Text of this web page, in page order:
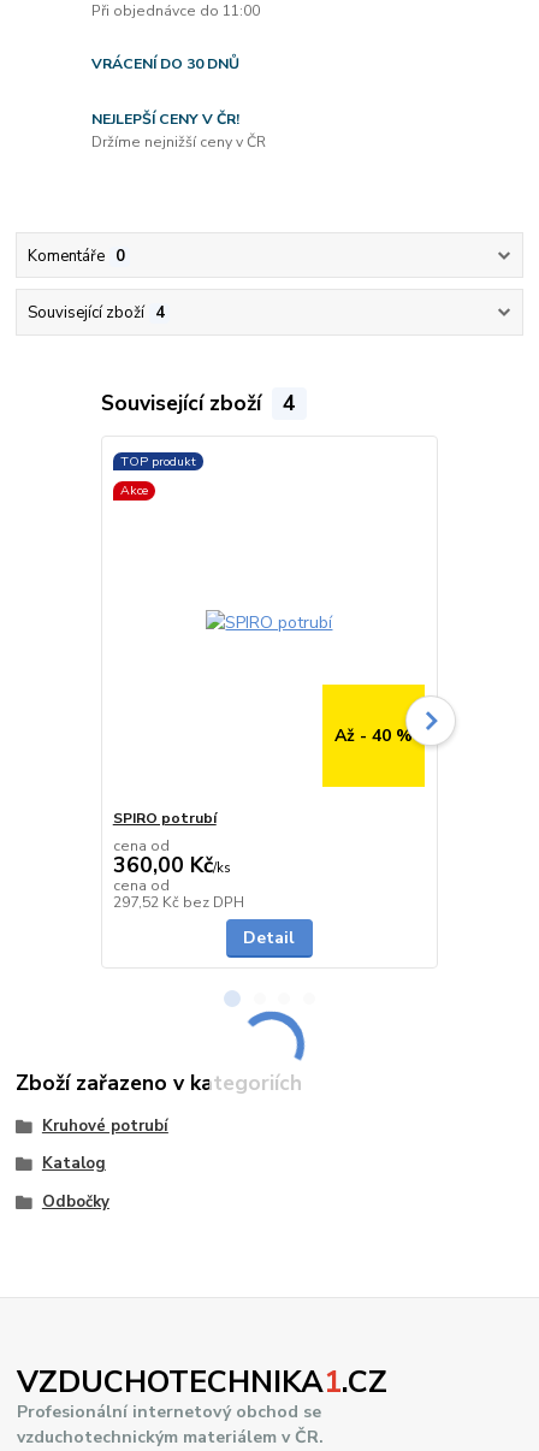
Při objednávce do 11:00
VRÁCENÍ DO 30 DNŮ
NEJLEPŠÍ CENY V ČR!
Držíme nejnižší ceny v ČR
Komentáře 0
Související zboží 4
Související zboží 4
TOP produkt
Akce
Až - 40 %
SPIRO potrubí
cena od
360,00 Kč/ks
cena od
297,52 Kč bez DPH
Detail
Zboží zařazeno v kategoriích
Kruhové potrubí
Katalog
Odbočky
VZDUCHOTECHNIKA1.CZ
Profesionální internetový obchod se
vzduchotechnickým materiálem v ČR.